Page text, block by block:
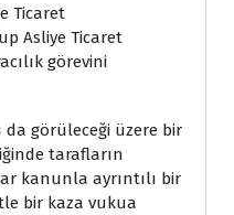
Ticaret
Asliye Ticaret
görevini
görüleceği üzere bir
tarafların
kanunla ayrıntılı bir
bir kaza vukua